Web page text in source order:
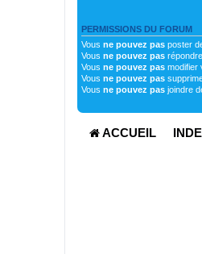
PERMISSIONS DU FORUM
Vous ne pouvez pas poster
Vous ne pouvez pas
Vous ne pouvez pas modifier
Vous ne pouvez pas
Vous ne pouvez pas joindre
ACCUEIL